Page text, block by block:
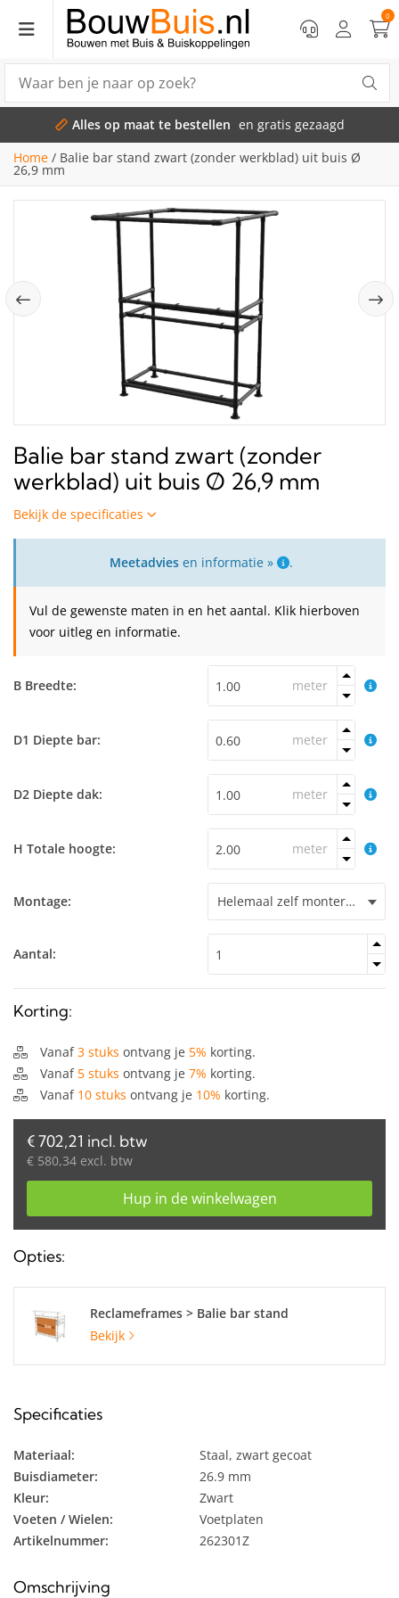
0
Alles op maat te bestellen en gratis gezaagd
Home / Balie bar stand zwart (zonder werkblad) uit buis Ø
26,9 mm
Balie bar stand zwart (zonder
werkblad) uit buis Ø 26,9 mm
Bekijk de specificaties
Meetadviesen informatie » .
Vul de gewenste maten in en het aantal. Klik hierboven
voor uitleg en informatie.
B Breedte: meter
D1 Diepte bar: meter
D2 Diepte dak: meter
H Totale hoogte: meter
Montage:
Aantal:
Korting:
Vanaf3 stuks ontvang je 5% korting.
Vanaf 5 stuks ontvang je 7% korting.
Vanaf 10 stuks ontvang je 10% korting.
€ 702,21 incl. btw
€ 580,34 excl. btw
Hup in de winkelwagen
Opties:
Reclameframes > Balie bar stand
Bekijk
Specificaties
Materiaal:
Staal, zwart gecoat
Buisdiameter:
26.9 mm
Kleur:
Zwart
Voeten / Wielen:
Voetplaten
Artikelnummer:
262301Z
Omschrijving